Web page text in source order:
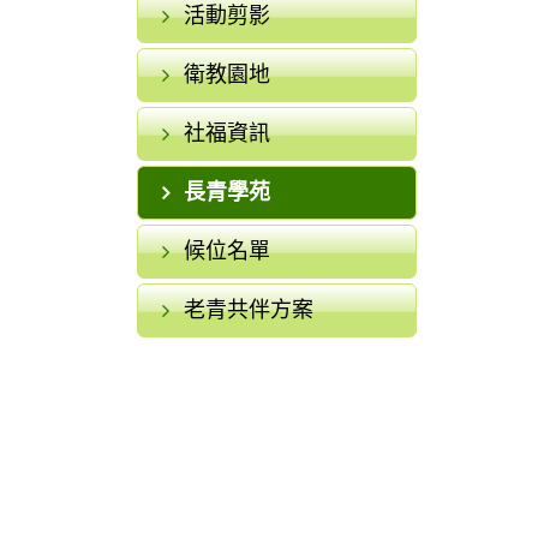
活動剪影
衛教園地
社福資訊
長青學苑
候位名單
老青共伴方案